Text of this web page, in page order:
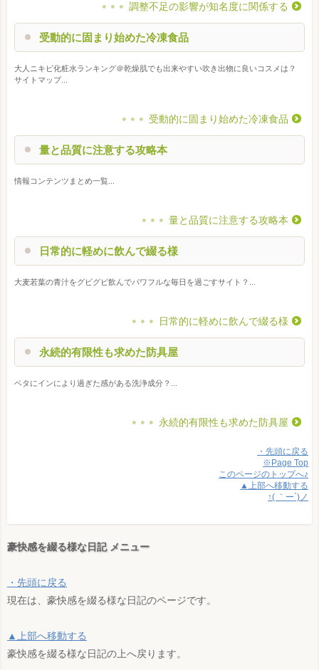
調整不足の影響が知名度に関係する
受動的に固まり始めた冷凍食品
大人ニキビ化粧水ランキング＠乾燥肌でも出来やすい吹き出物に良いコスメは？
サイトマップ...
受動的に固まり始めた冷凍食品
量と品質に注意する攻略本
情報コンテンツまとめ一覧...
量と品質に注意する攻略本
日常的に軽めに飲んで綴る様
大麦若葉の青汁をグビグビ飲んでパワフルな毎日を過ごすサイト？...
日常的に軽めに飲んで綴る様
永続的有限性も求めた防具屋
ベタにインにより過ぎた感がある洗浄成分？...
永続的有限性も求めた防具屋
・先頭に戻る
※Page Top
このページのトップへ♪
▲上部へ移動する
↑( ｀ー´)ノ
豪快感を綴る様な日記 メニュー
・先頭に戻る
現在は、豪快感を綴る様な日記のページです。
▲上部へ移動する
豪快感を綴る様な日記の上へ戻ります。